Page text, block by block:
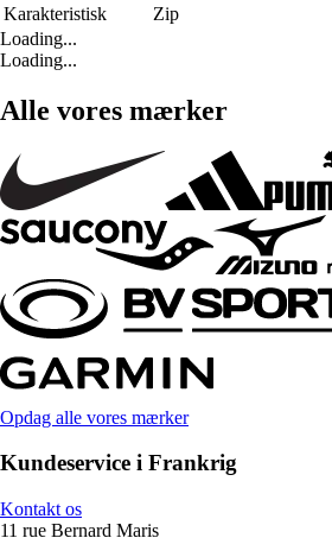
Karakteristisk
Zip
Loading...
Loading...
Alle vores mærker
Opdag alle vores mærker
Kundeservice i Frankrig
Kontakt os
11 rue Bernard Maris